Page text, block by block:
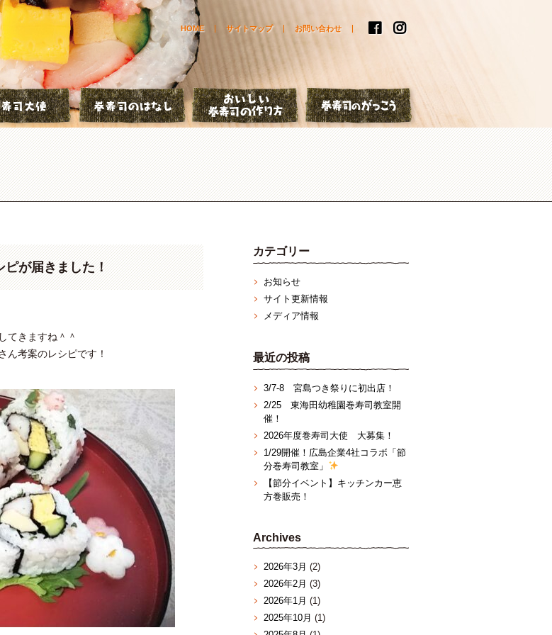
お問い合わせ
サイトマップ
HOME
ベント 巻寿司大使 巻寿司のはなし おいしい巻寿司の作り方
ピが届きました！
てきますね＾＾
ん考案のレシピです！
カテゴリー
お知らせ
サイト更新情報
メディア情報
最近の投稿
3/7‐8 宮島つき祭りに初出店！
2/25 東海田幼稚園巻寿司教室開
催！
2026年度巻寿司大使 大募集！
1/29開催！広島企業4社コラボ「節
分巻寿司教室」
【節分イベント】キッチンカー恵
方巻販売！
Archives
2026年3月 (2)
2026年2月 (3)
2026年1月 (1)
2025年10月 (1)